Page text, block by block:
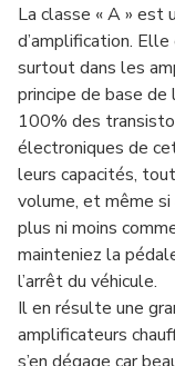
La classe « A » est
d’amplification.
surtout dans les
principe de base
100% des
électroniques de
leurs capacités,
volume, et même si
plus ni moins
mainteniez la
l’arrêt du véhicule.
Il en résulte une
amplificateurs